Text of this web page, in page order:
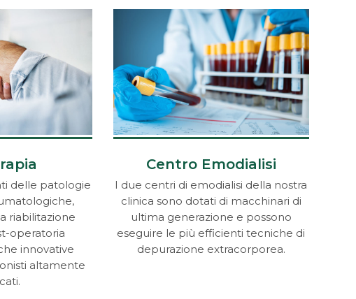
delle patologie
riabilitazione
operatoria
innovative
altamente
Centro Emodialisi
I due centri di emodialisi della nostra
clinica sono dotati di macchinari di
ultima generazione e possono
eseguire le più efficienti tecniche di
depurazione extracorporea.